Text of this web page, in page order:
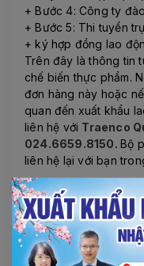
+ Bước 4: Công ty
+ Bước 5: Thi tuyển
+ ký hợp đồng lao
Trên đây là thông tin
chế biến thực phẩm.
đơn hàng này hoặc
quan đến xuất khẩu
liên hệ với Traenco
024.6659.8150. Bộ
liên hệ lại với bạn
Xem thêm thông tin
động Nhật Bản hấp
7. THÔNG TIN